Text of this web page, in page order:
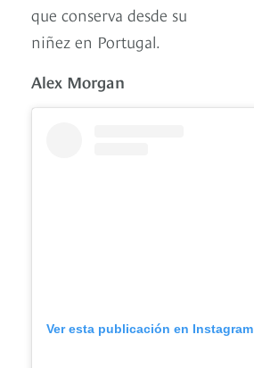
que conserva desde su
niñez en Portugal.
Alex Morgan
Ver esta publicación en Instagram